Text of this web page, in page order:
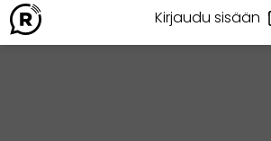
Ohita
sisältöön
Kirjaudu sisään